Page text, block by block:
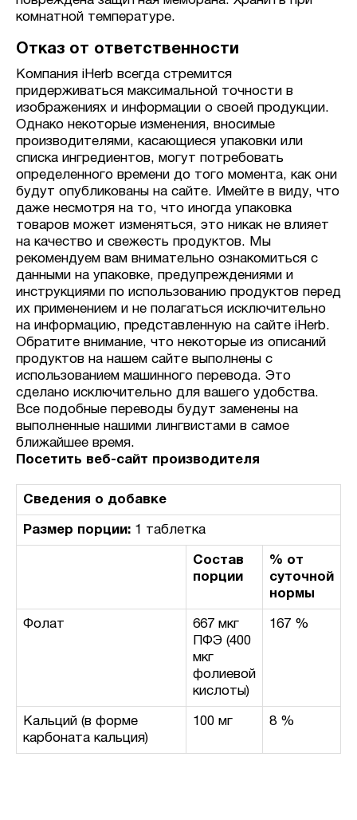
комнатной температуре.
Отказ от ответственности
Компания iHerb всегда стремится
придерживаться максимальной точности в
изображениях и информации о своей продукции.
Однако некоторые изменения, вносимые
производителями, касающиеся упаковки или
списка ингредиентов, могут потребовать
определенного времени до того момента, как они
будут опубликованы на сайте. Имейте в виду, что
даже несмотря на то, что иногда упаковка
товаров может изменяться, это никак не влияет
на качество и свежесть продуктов. Мы
рекомендуем вам внимательно ознакомиться с
данными на упаковке, предупреждениями и
инструкциями по использованию продуктов перед
их применением и не полагаться исключительно
на информацию, представленную на сайте iHerb.
Обратите внимание, что некоторые из описаний
продуктов на нашем сайте выполнены с
использованием машинного перевода. Это
сделано исключительно для вашего удобства.
Все подобные переводы будут заменены на
выполненные нашими лингвистами в самое
ближайшее время.
Посетить веб-сайт производителя
Сведения о добавке
Размер порции: 1 таблетка
Состав
порции
% от
суточной
нормы
Фолат
667 мкг
ПФЭ (400
мкг
фолиевой
кислоты)
167 %
Кальций (в форме
карбоната кальция)
100 мг 8 %